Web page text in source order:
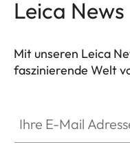
Leica News
Mit unseren Leica
faszinierende Welt